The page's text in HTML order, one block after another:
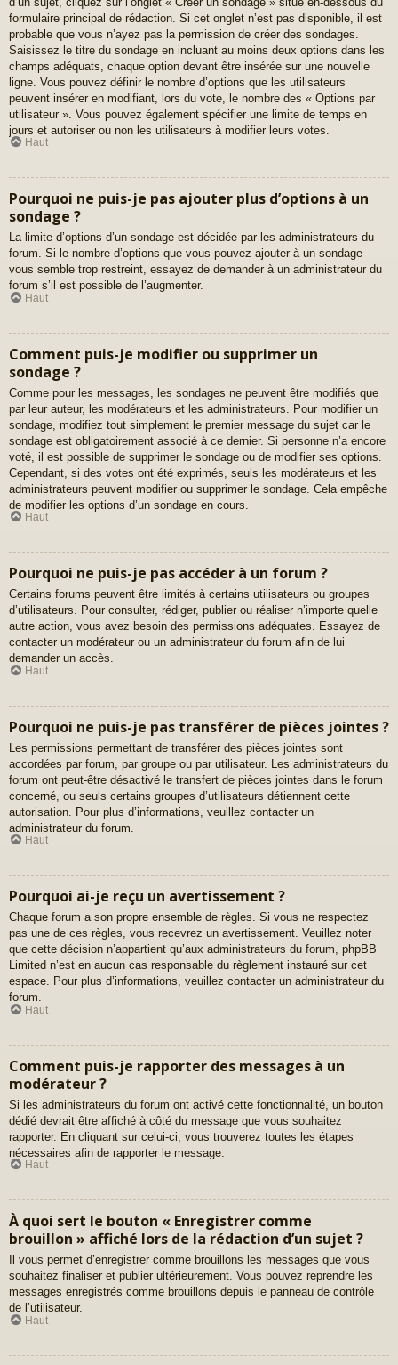
formulaire principal de rédaction. Si cet onglet n’est pas disponible, il est
probable que vous n’ayez pas la permission de créer des sondages.
Saisissez le titre du sondage en incluant au moins deux options dans les
champs adéquats, chaque option devant être insérée sur une nouvelle
ligne. Vous pouvez définir le nombre d’options que les utilisateurs
peuvent insérer en modifiant, lors du vote, le nombre des « Options par
utilisateur ». Vous pouvez également spécifier une limite de temps en
jours et autoriser ou non les utilisateurs à modifier leurs votes.
Haut
Pourquoi ne puis-je pas ajouter plus d’options à un
sondage ?
La limite d’options d’un sondage est décidée par les administrateurs du
forum. Si le nombre d’options que vous pouvez ajouter à un sondage
vous semble trop restreint, essayez de demander à un administrateur du
forum s’il est possible de l’augmenter.
Haut
Comment puis-je modifier ou supprimer un
sondage ?
Comme pour les messages, les sondages ne peuvent être modifiés que
par leur auteur, les modérateurs et les administrateurs. Pour modifier un
sondage, modifiez tout simplement le premier message du sujet car le
sondage est obligatoirement associé à ce dernier. Si personne n’a encore
voté, il est possible de supprimer le sondage ou de modifier ses options.
Cependant, si des votes ont été exprimés, seuls les modérateurs et les
administrateurs peuvent modifier ou supprimer le sondage. Cela empêche
de modifier les options d’un sondage en cours.
Haut
Pourquoi ne puis-je pas accéder à un forum ?
Certains forums peuvent être limités à certains utilisateurs ou groupes
d’utilisateurs. Pour consulter, rédiger, publier ou réaliser n’importe quelle
autre action, vous avez besoin des permissions adéquates. Essayez de
contacter un modérateur ou un administrateur du forum afin de lui
demander un accès.
Haut
Pourquoi ne puis-je pas transférer de pièces jointes ?
Les permissions permettant de transférer des pièces jointes sont
accordées par forum, par groupe ou par utilisateur. Les administrateurs du
forum ont peut-être désactivé le transfert de pièces jointes dans le forum
concerné, ou seuls certains groupes d’utilisateurs détiennent cette
autorisation. Pour plus d’informations, veuillez contacter un
administrateur du forum.
Haut
Pourquoi ai-je reçu un avertissement ?
Chaque forum a son propre ensemble de règles. Si vous ne respectez
pas une de ces règles, vous recevrez un avertissement. Veuillez noter
que cette décision n’appartient qu’aux administrateurs du forum, phpBB
Limited n’est en aucun cas responsable du règlement instauré sur cet
espace. Pour plus d’informations, veuillez contacter un administrateur du
forum.
Haut
Comment puis-je rapporter des messages à un
modérateur ?
Si les administrateurs du forum ont activé cette fonctionnalité, un bouton
dédié devrait être affiché à côté du message que vous souhaitez
rapporter. En cliquant sur celui-ci, vous trouverez toutes les étapes
nécessaires afin de rapporter le message.
Haut
À quoi sert le bouton « Enregistrer comme
brouillon » affiché lors de la rédaction d’un sujet ?
Il vous permet d’enregistrer comme brouillons les messages que vous
souhaitez finaliser et publier ultérieurement. Vous pouvez reprendre les
messages enregistrés comme brouillons depuis le panneau de contrôle
de l’utilisateur.
Haut